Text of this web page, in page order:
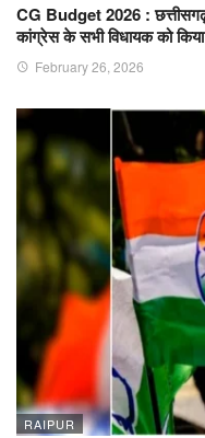
CG Budget 2026 : छत्तीसगढ़
कांग्रेस के सभी विधायक को किया
February 26, 2026
RAIPUR